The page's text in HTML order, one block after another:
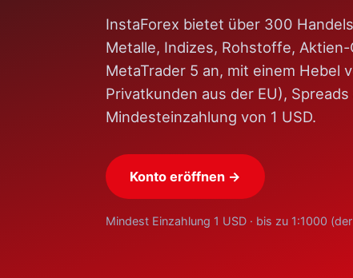
InstaForex bietet über 300
Metalle, Indizes, Rohstoffe,
MetaTrader 5 an, mit einem Hebel
Privatkunden aus der EU),
Mindesteinzahlung von 1 USD.
Konto eröffnen →
Mindest Einzahlung 1 USD · bis zu 1:1000